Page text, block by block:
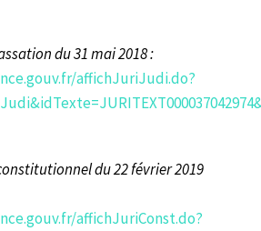
du 31 mai 2018 :
affichJuriJudi.do?
du 22 février 2019
affichJuriConst.do?